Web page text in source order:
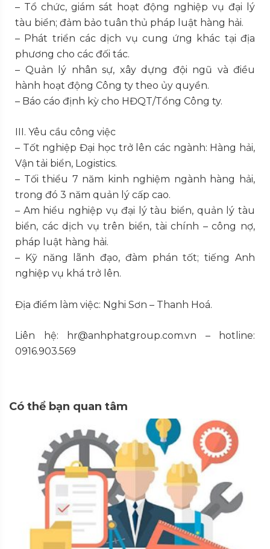
– Tổ chức, giám sát hoạt động nghiệp vụ đại lý
tàu biển; đảm bảo tuân thủ pháp luật hàng hải.
– Phát triển các dịch vụ cung ứng khác tại địa
phương cho các đối tác.
– Quản lý nhân sự, xây dựng đội ngũ và điều
hành hoạt động Công ty theo ủy quyền.
– Báo cáo định kỳ cho HĐQT/Tổng Công ty.
III. Yêu cầu công việc
– Tốt nghiệp Đại học trở lên các ngành: Hàng hải,
Vận tải biển, Logistics.
– Tối thiểu 7 năm kinh nghiệm ngành hàng hải,
trong đó 3 năm quản lý cấp cao.
– Am hiểu nghiệp vụ đại lý tàu biển, quản lý tàu
biển, các dịch vụ trên biển, tài chính – công nợ,
pháp luật hàng hải.
– Kỹ năng lãnh đạo, đàm phán tốt; tiếng Anh
nghiệp vụ khá trở lên.
Địa điểm làm việc: Nghi Sơn – Thanh Hoá.
Liên hệ: hr@anhphatgroup.com.vn – hotline:
0916.903.569
Có thể bạn quan tâm